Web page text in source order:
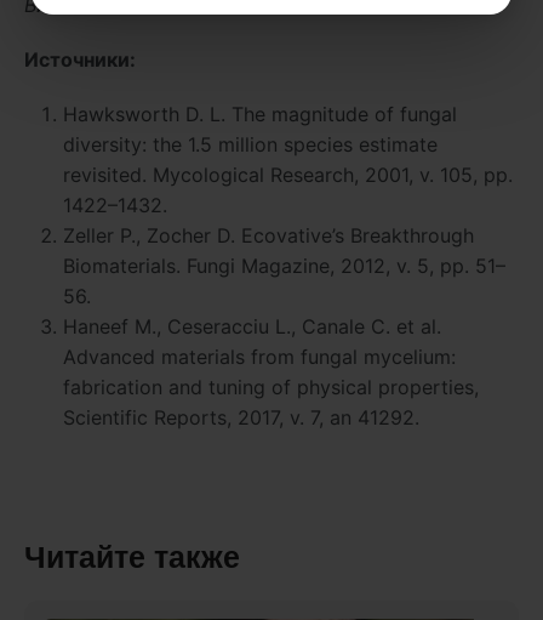
Источники:
Hawksworth D. L. The magnitude of fungal
diversity: the 1.5 million species estimate
revisited. Mycological Research, 2001, v. 105, pp.
1422–1432.
Zeller P., Zocher D. Ecovative’s Breakthrough
Biomaterials. Fungi Magazine, 2012, v. 5, pp. 51–
56.
Haneef M., Ceseracciu L., Canale C. et al.
Advanced materials from fungal mycelium:
fabrication and tuning of physical properties,
Scientific Reports, 2017, v. 7, an 41292.
Читайте также